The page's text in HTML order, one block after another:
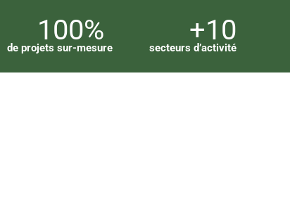
100%
de projets sur-mesure
+10
secteurs d’activité